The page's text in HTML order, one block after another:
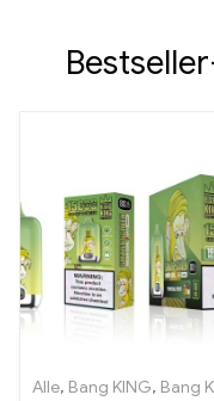
Alle, Bang KING, Bang King Smart